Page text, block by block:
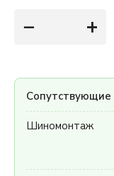
− +
Сопутствующие
Шиномонтаж